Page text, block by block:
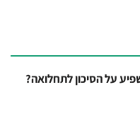
על הסיכון לתחלואה?